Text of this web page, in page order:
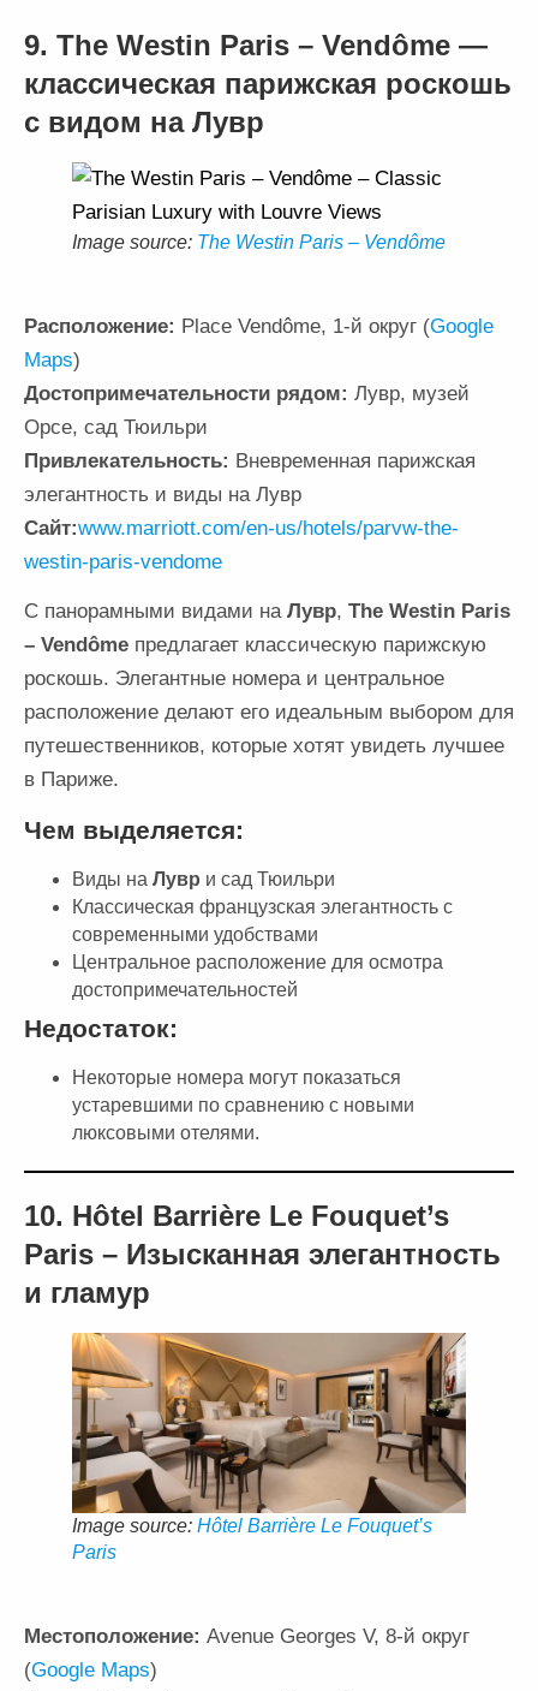
9. The Westin Paris – Vendôme —
классическая парижская роскошь
с видом на Лувр
Image source: The Westin Paris – Vendôme
Расположение: Place Vendôme, 1-й округ (Google
Maps)
Достопримечательности рядом: Лувр, музей
Орсе, сад Тюильри
Привлекательность: Вневременная парижская
элегантность и виды на Лувр
Сайт:www.marriott.com/en-us/hotels/parvw-the-
westin-paris-vendome
С панорамными видами на Лувр, The Westin Paris
– Vendôme предлагает классическую парижскую
роскошь. Элегантные номера и центральное
расположение делают его идеальным выбором для
путешественников, которые хотят увидеть лучшее
в Париже.
Чем выделяется:
Виды на Лувр и сад Тюильри
Классическая французская элегантность с
современными удобствами
Центральное расположение для осмотра
достопримечательностей
Недостаток:
Некоторые номера могут показаться
устаревшими по сравнению с новыми
люксовыми отелями.
10. Hôtel Barrière Le Fouquet’s
Paris – Изысканная элегантность
и гламур
Image source: Hôtel Barrière Le Fouquet’s
Paris
Местоположение: Avenue Georges V, 8-й округ
(Google Maps)